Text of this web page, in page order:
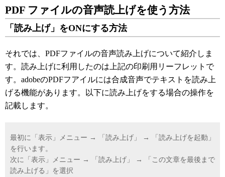
PDF ファイルの音声読上げを使う方法
「読み上げ」をONにする方法
それでは、PDFファイルの音声読み上げについて紹介しま
す。読み上げに利用したのは上記の印刷用リーフレットで
す。adobeのPDFフアイルには合成音声でテキストを読み上
げる機能があります。以下に読み上げをする場合の操作を
記載します。
最初に「表示」メニュー → 「読み上げ」 → 「読み上げを起動」
を行います。
次に「表示」メニュー → 「読み上げ」 → 「この文章を最後まで
読み上げる」を選択